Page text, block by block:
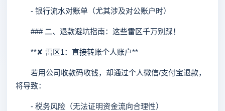
- 银行流水对账单（尤其涉及对公账户时）
### 二、退款避坑指南：这些雷区千万别踩！
**✘ 雷区1：直接转账个人账户**
若用公司收款码收钱，却通过个人微信/支付宝退款，
将导致：
- 税务风险（无法证明资金流向合理性）